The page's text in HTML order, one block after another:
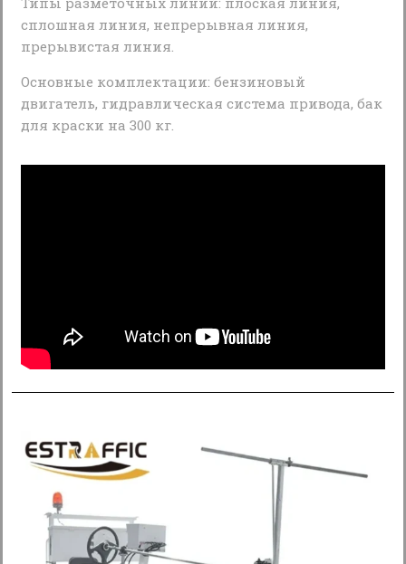
сплошная линия, непрерывная линия,
прерывистая линия.
Основные комплектации: бензиновый
двигатель, гидравлическая система привода, бак
для краски на 300 кг.